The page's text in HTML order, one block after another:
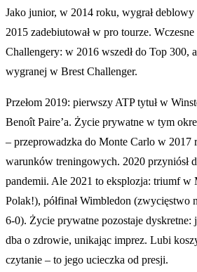
Jako junior, w 2014 roku, wygrał
2015 zadebiutował w pro tourze.
Challengery: w 2016 wszedł do Top 300,
wygranej w Brest Challenger.
Przełom 2019: pierwszy ATP tytuł w
Benoît Paire’a. Życie prywatne w tym
– przeprowadzka do Monte Carlo w 2017
warunków treningowych. 2020 przyniósł
pandemii. Ale 2021 to eksplozja: triumf w
Polak!), półfinał Wimbledon (zwycięstwo
6-0). Życie prywatne pozostaje
dba o zdrowie, unikając imprez. Lubi
czytanie – to jego ucieczka od presji.